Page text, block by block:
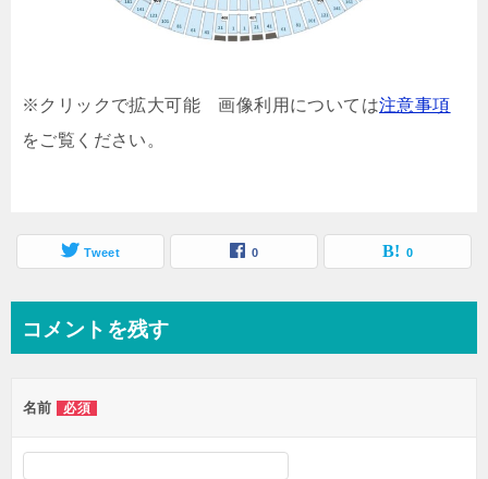
※クリックで拡大可能 画像利用については注意事項
をご覧ください。
Tweet 0 0
コメントを残す
名前 必須